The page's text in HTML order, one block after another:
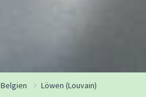
Belgien Löwen (Louvain)